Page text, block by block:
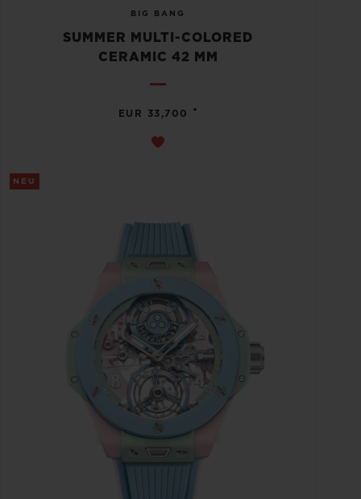
BIG BANG
SUMMER MULTI-COLORED
CERAMIC 42 MM
EUR 33,700 •
NEU